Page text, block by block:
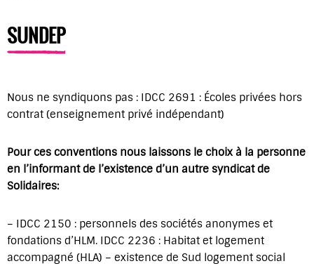
SUNDEP
Nous ne syndiquons pas : IDCC 2691 : Écoles privées hors
contrat (enseignement privé indépendant)
Pour ces conventions nous laissons le choix à la personne
en l’informant de l’existence d’un autre syndicat de
Solidaires:
– IDCC 2150 : personnels des sociétés anonymes et
fondations d’HLM. IDCC 2236 : Habitat et logement
accompagné (HLA) – existence de Sud logement social